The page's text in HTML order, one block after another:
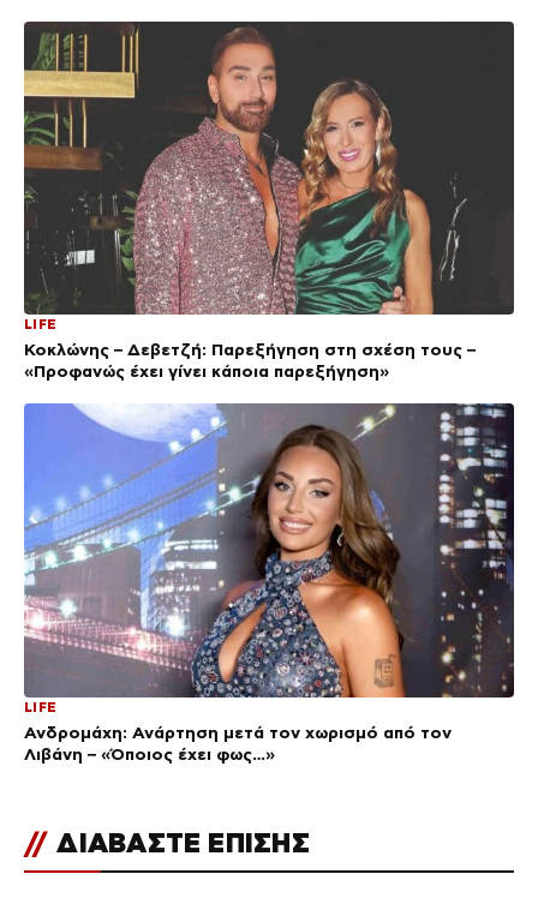
LIFE
Κοκλώνης – Δεβετζή: Παρεξήγηση στη σχέση τους –
«Προφανώς έχει γίνει κάποια παρεξήγηση»
LIFE
Ανδρομάχη: Ανάρτηση μετά τον χωρισμό από τον
Λιβάνη – «Όποιος έχει φως…»
// ΔΙΑΒΑΣΤΕ ΕΠΙΣΗΣ